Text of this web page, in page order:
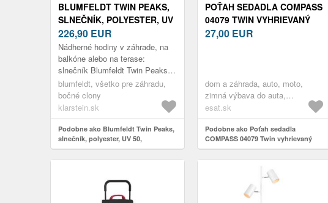
BLUMFELDT TWIN PEAKS,
SLNEČNÍK, POLYESTER, UV
50, NEPREMOKAVÝ,
KRÉMOVÝ
226,90 EUR
Nádherné hodiny v záhrade, na
balkóne alebo na terase:
slnečník Blumfeldt Twin Peaks s
veľkou strechou proti slnku a s
dvojitým vrcholom poskytuje ...
blumfeldt, všetko pre záhradu,
bočné clony
klarstein.sk
Podobne ako Blumfeldt Twin Peaks,
slnečník, polyester, UV 50,
nepremokavý, krémový
POŤAH SEDADLA COMPASS
04079 TWIN VYHRIEVANÝ
27,00 EUR
dom a záhrada, auto, moto,
zimná výbava do auta,
vyhrievané autopoťahy
esat.sk
Podobne ako Poťah sedadla
COMPASS 04079 Twin vyhrievaný